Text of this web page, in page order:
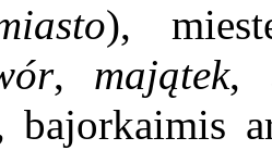
),
, majątek,
bajorkaimis